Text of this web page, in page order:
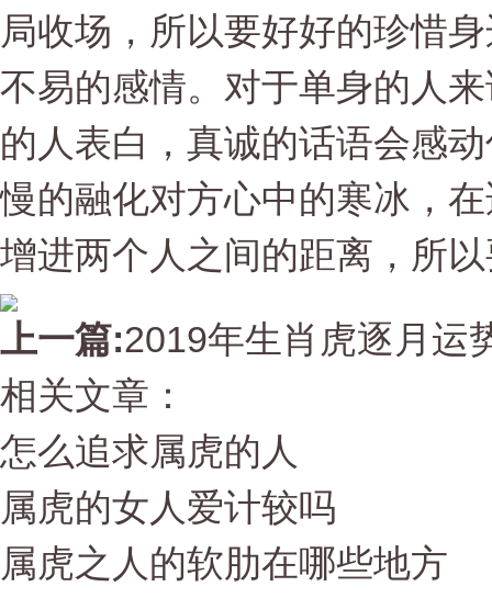
局收场，所以要好好的珍惜
不易的感情。对于单身的人
的人表白，真诚的话语会感
慢的融化对方心中的寒冰，
增进两个人之间的距离，所
上一篇:2019年生肖虎逐月运
相关文章：
怎么追求属虎的人
属虎的女人爱计较吗
属虎之人的软肋在哪些地方